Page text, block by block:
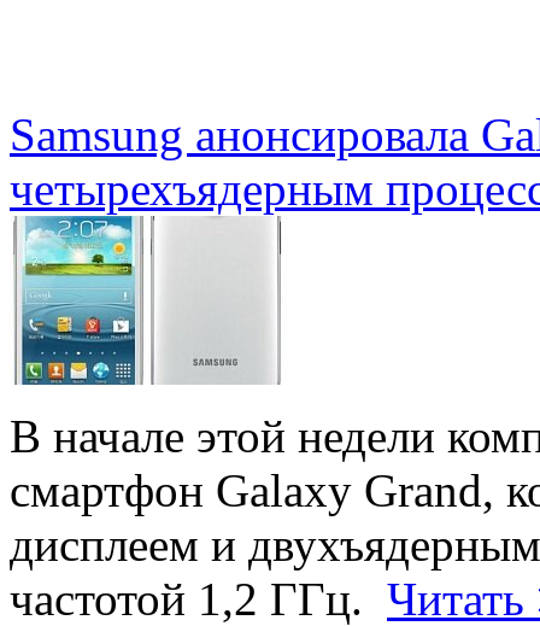
Samsung анонсировала
четырехъядерным
В начале этой недели
смартфон Galaxy Grand,
дисплеем и
частотой 1,2 ГГц. Читать